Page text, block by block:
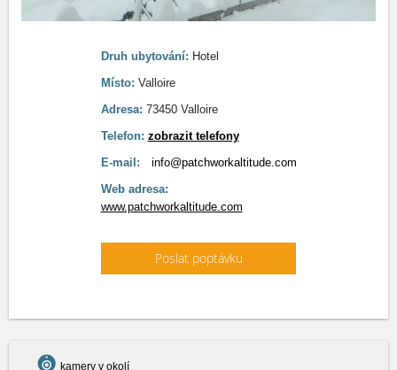
Druh ubytování: Hotel
Místo: Valloire
Adresa: 73450 Valloire
Telefon: zobrazit telefony
E-mail:
info@patchworkaltitude.com
Web adresa:
www.patchworkaltitude.com
Poslat poptávku
kamery v okolí